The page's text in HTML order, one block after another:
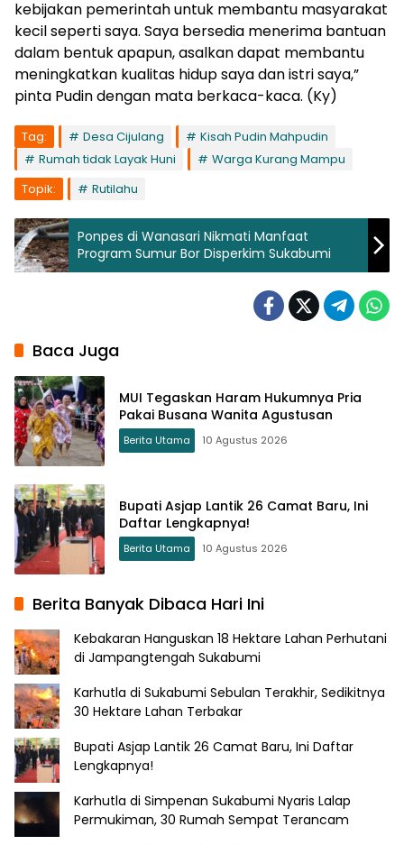
kebijakan pemerintah untuk membantu masyarakat
kecil seperti saya. Saya bersedia menerima bantuan
dalam bentuk apapun, asalkan dapat membantu
meningkatkan kualitas hidup saya dan istri saya,”
pinta Pudin dengan mata berkaca-kaca. (Ky)
Tag: Desa Cijulang
Kisah Pudin Mahpudin
Rumah tidak Layak Huni
Warga Kurang Mampu
Topik:
Rutilahu
Ponpes di Wanasari Nikmati Manfaat
Program Sumur Bor Disperkim Sukabumi
Baca Juga
MUI Tegaskan Haram Hukumnya Pria
Pakai Busana Wanita Agustusan
Berita Utama 10 Agustus 2026
Bupati Asjap Lantik 26 Camat Baru, Ini
Daftar Lengkapnya!
Berita Utama 10 Agustus 2026
Berita Banyak Dibaca Hari Ini
Kebakaran Hanguskan 18 Hektare Lahan Perhutani
di Jampangtengah Sukabumi
Karhutla di Sukabumi Sebulan Terakhir, Sedikitnya
30 Hektare Lahan Terbakar
Bupati Asjap Lantik 26 Camat Baru, Ini Daftar
Lengkapnya!
Karhutla di Simpenan Sukabumi Nyaris Lalap
Permukiman, 30 Rumah Sempat Terancam